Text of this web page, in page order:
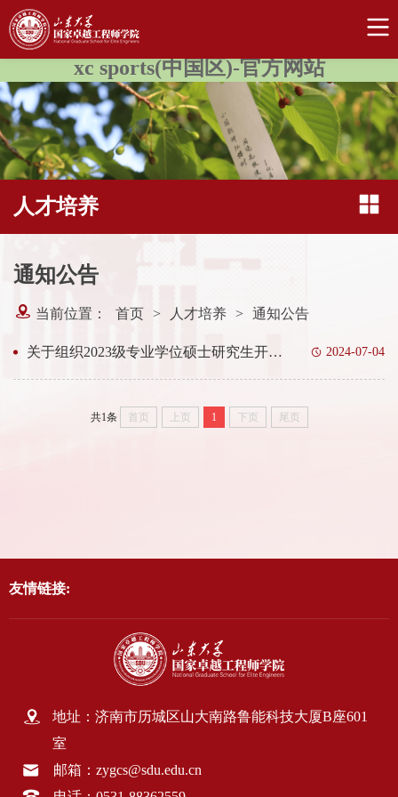
xc sports(中国区)-官方网站
人才培养
通知公告
当前位置： 首页 > 人才培养 > 通知公告
关于组织2023级专业学位硕士研究生开展专业实践工作的通知 2024-07-04
共1条 首页 上页 1 下页 尾页
友情链接:
地址：济南市历城区山大南路鲁能科技大厦B座601
室
邮箱：zygcs@sdu.edu.cn